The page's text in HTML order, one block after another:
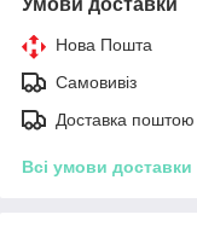
Нова Пошта
Самовивіз
Доставка поштою
Всі умови доставки